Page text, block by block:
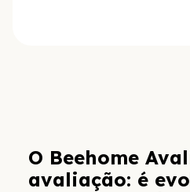
O Beehome
avaliação: é